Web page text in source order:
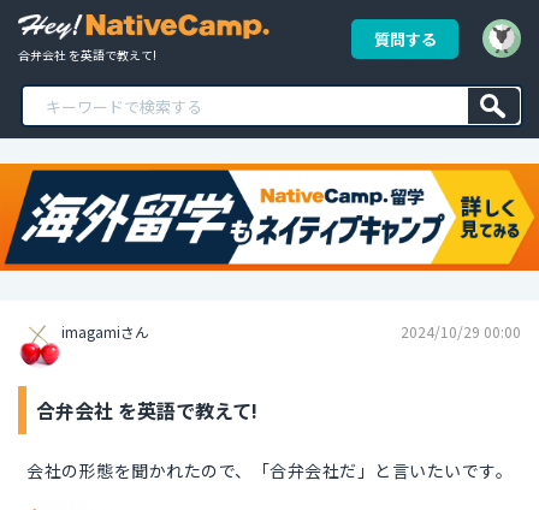
合弁会社 を英語で教えて!
質問する
imagamiさん 2024/10/29 00:00
合弁会社 を英語で教えて!
会社の形態を聞かれたので、「合弁会社だ」と言いたいです。